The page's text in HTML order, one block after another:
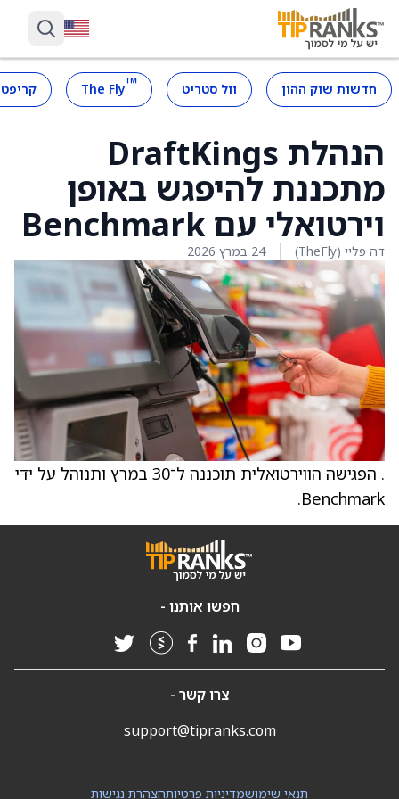
חדשות שוק ההון וול סטריט ™
The Fly
הנהלת DraftKings
מתכננת להיפגש באופן
וירטואלי עם Benchmark
דה פליי (TheFly) 24 במרץ 2026
. הפגישה הווירטואלית תוכננה ל־30 במרץ ותנוהל על ידי
Benchmark.
חפשו אותנו -
צרו קשר -
support@tipranks.com
הצהרת נגישותמדיניות פרטיותתנאי שימוש